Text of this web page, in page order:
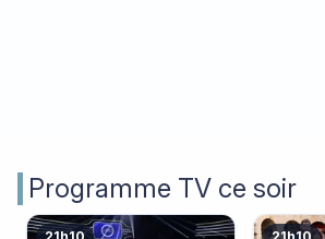
Programme TV ce soir